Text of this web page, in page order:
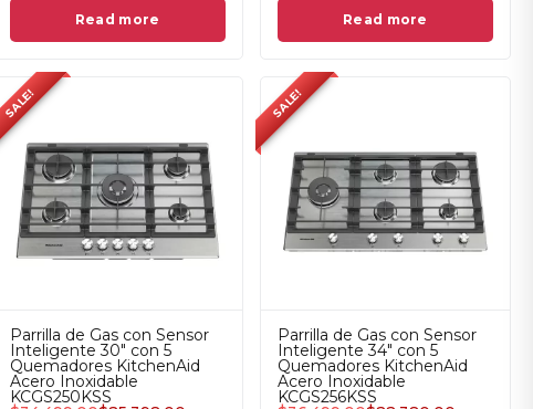
Read more Read more
SALE!
Parrilla de Gas con Sensor
Inteligente 30" con 5
Quemadores KitchenAid
Acero Inoxidable
KCGS250KSS
SALE!
Parrilla de Gas con Sensor
Inteligente 34" con 5
Quemadores KitchenAid
Acero Inoxidable
KCGS256KSS